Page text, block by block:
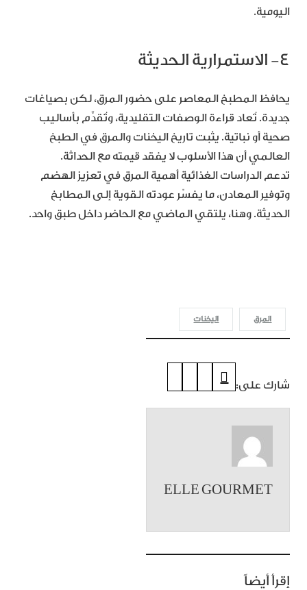
اليومية.
٤- الاستمرارية الحديثة
يحافظ المطبخ المعاصر على حضور المرق، لكن بصياغات
جديدة. تُعاد قراءة الوصفات التقليدية، وتُقدَّم بأساليب
صحية أو نباتية. يثبت تاريخ اليخنات والمرق في الطبخ
العالمي أن هذا الأسلوب لا يفقد قيمته مع الحداثة.
تدعم الدراسات الغذائية أهمية المرق في تعزيز الهضم
وتوفير المعادن، ما يفسّر عودته القوية إلى المطابخ
الحديثة. وهنا، يلتقي الماضي مع الحاضر داخل طبق واحد.
المرق اليخنات
شارك على:
ELLE GOURMET
إقرأ أيضاً